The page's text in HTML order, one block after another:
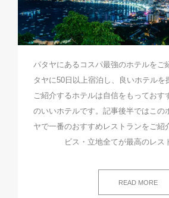
パタヤにあるコスパ最強のホテルをご
タヤに50日以上宿泊し、良いホテルを
ご紹介するホテルは自信をもっておす
のいいホテルです。記事後半ではこの
ヤで一番のおすすめレストランをご紹
ビス・立地全てが最高のレス
READ MORE